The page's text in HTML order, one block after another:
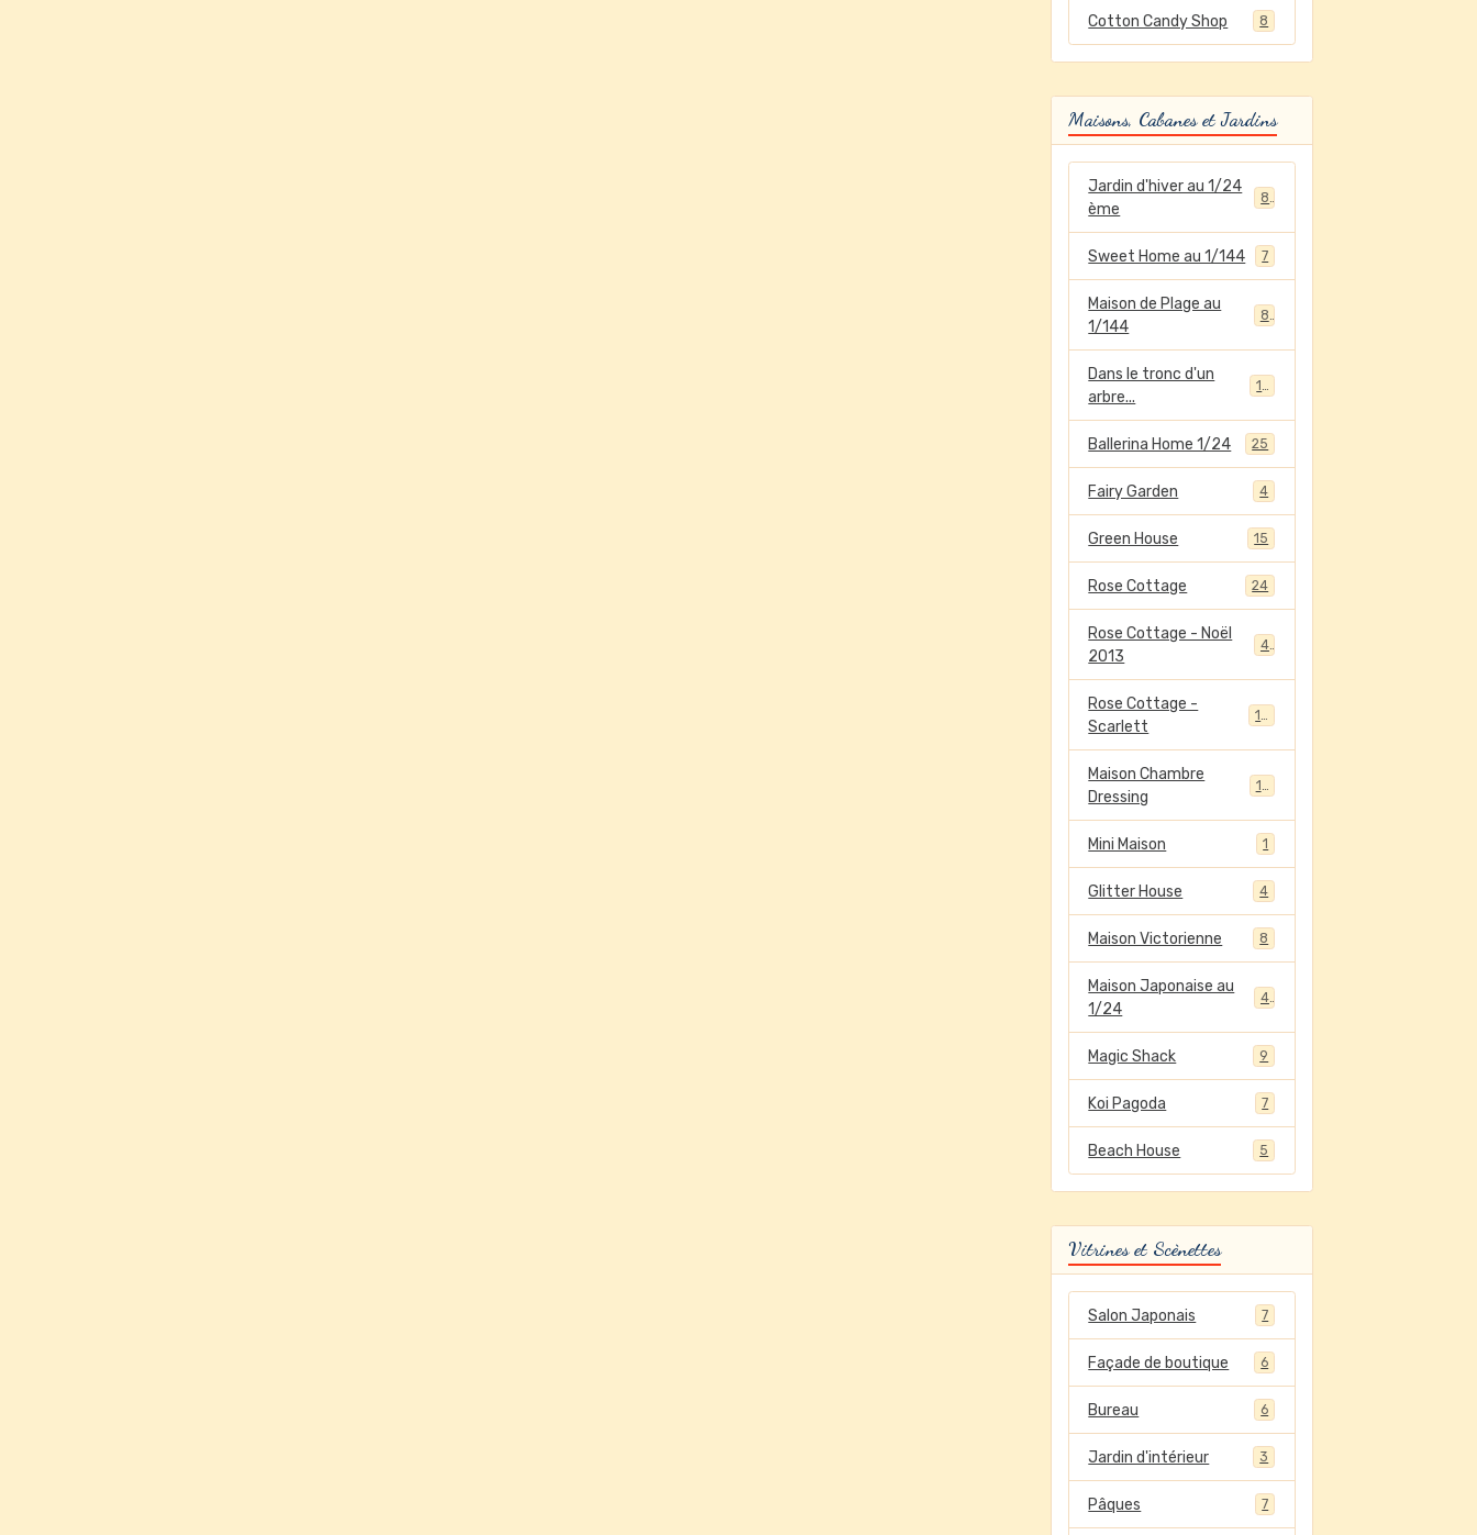
Cotton Candy Shop 8
Maisons, Cabanes et Jardins
Jardin d'hiver au 1/24
ème
Sweet Home au 1/144 7
Maison de Plage au
1/144
Dans le tronc d'un
arbre...
Ballerina Home 1/24 25
Fairy Garden 4
Green House 15
Rose Cottage 24
Rose Cottage - Noël
2013
4
Rose Cottage -
Scarlett
Maison Chambre
Dressing
Mini Maison 1
Glitter House 4
Maison Victorienne 8
Maison Japonaise au
1/24
4
Magic Shack 9
Koi Pagoda 7
Beach House 5
Vitrines et Scènettes
Salon Japonais 7
Façade de boutique 6
Bureau 6
Jardin d'intérieur 3
Pâques 7